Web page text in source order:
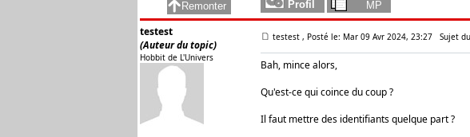
testest
(Auteur du topic)
Hobbit de L'Univers
testest , Posté le: Mar 09 Avr 2024, 23:27 Sujet
Bah, mince alors,
Qu'est-ce qui coince du coup ?
Il faut mettre des identifiants quelque part ?